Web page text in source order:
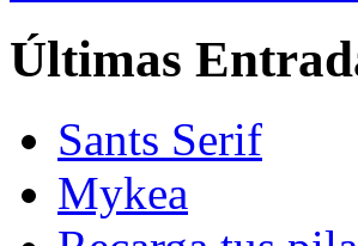
Últimas
Sants Serif
Mykea